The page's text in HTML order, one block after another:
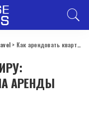
> Как арендовать квартиру: особенности и правила аренды жилья
АРЕНДЫ